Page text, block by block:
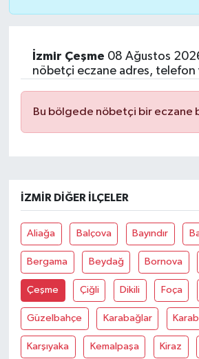
İzmir Çeşme 08 Ağustos
nöbetçi eczane adres, telefon
Bu bölgede nöbetçi bir eczane
İZMIR DIĞER İLÇELER
Aliağa Balçova Bayındır
Bergama Beydağ Bornova
Çeşme Çiğli Dikili Foça
Güzelbahçe Karabağlar
Karşıyaka Kemalpaşa Kiraz
SPOR
YAYLADERE